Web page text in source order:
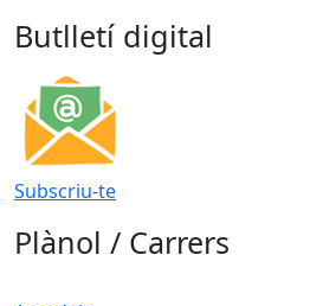
Butlletí digital
Subscriu-te
Plànol / Carrers